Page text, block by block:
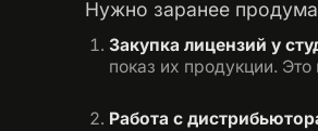
Нужно заранее
Закупка лицензий у
показ их продукции.
Работа с